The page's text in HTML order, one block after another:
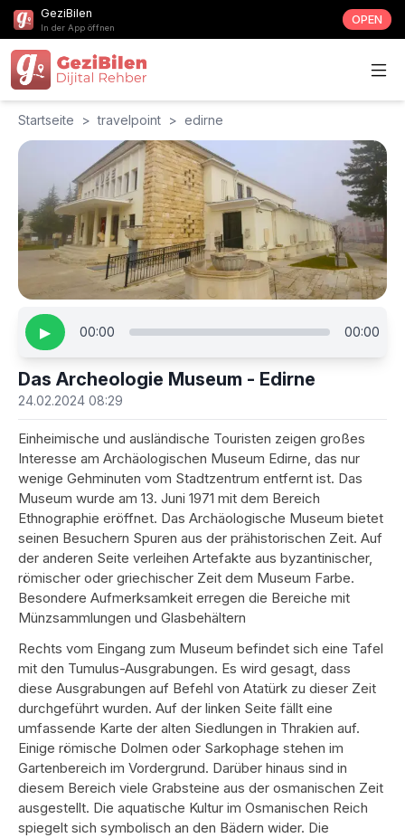
GeziBilen
In der App öffnen
OPEN
Startseite > travelpoint > edirne
▶ 00:00 00:00
Das Archeologie Museum - Edirne
24.02.2024 08:29
Einheimische und ausländische Touristen zeigen großes
Interesse am Archäologischen Museum Edirne, das nur
wenige Gehminuten vom Stadtzentrum entfernt ist. Das
Museum wurde am 13. Juni 1971 mit dem Bereich
Ethnographie eröffnet. Das Archäologische Museum bietet
seinen Besuchern Spuren aus der prähistorischen Zeit. Auf
der anderen Seite verleihen Artefakte aus byzantinischer,
römischer oder griechischer Zeit dem Museum Farbe.
Besondere Aufmerksamkeit erregen die Bereiche mit
Münzsammlungen und Glasbehältern
Rechts vom Eingang zum Museum befindet sich eine Tafel
mit den Tumulus-Ausgrabungen. Es wird gesagt, dass
diese Ausgrabungen auf Befehl von Atatürk zu dieser Zeit
durchgeführt wurden. Auf der linken Seite fällt eine
umfassende Karte der alten Siedlungen in Thrakien auf.
Einige römische Dolmen oder Sarkophage stehen im
Gartenbereich im Vordergrund. Darüber hinaus sind in
diesem Bereich viele Grabsteine ​​aus der osmanischen Zeit
ausgestellt. Die aquatische Kultur im Osmanischen Reich
spiegelt sich symbolisch an den Bädern wider. Die